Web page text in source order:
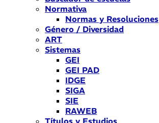
Normativa
Normas y Resoluciones
Género / Diversidad
ART
Sistemas
GEI
GEI PAD
IDGE
SIGA
SIE
RAWEB
Títulos y Estudios